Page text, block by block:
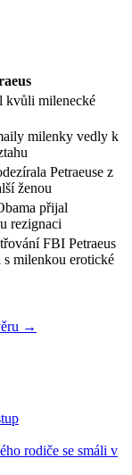
kvůli milenecké
milenky vedly k
Petraeuse z
ženou
přijal
rezignaci
FBI Petraeus
milenkou erotické
→
rodiče se smáli v